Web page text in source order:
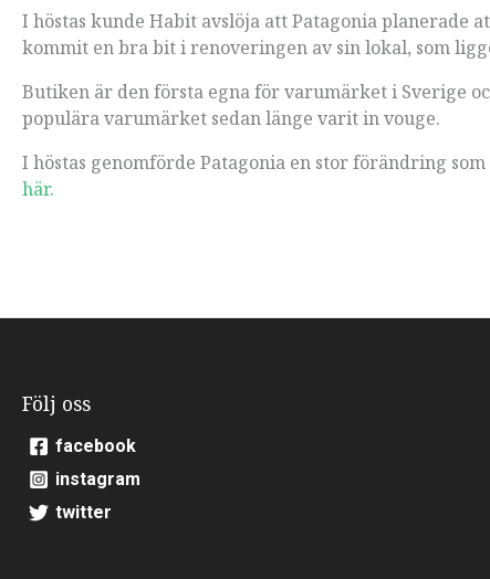
I höstas kunde Habit avslöja att Patagonia
kommit en bra bit i renoveringen av sin lokal, som
Butiken är den första egna för varumärket i Sverige
populära varumärket sedan länge varit in vouge.
I höstas genomförde Patagonia en stor förändring
här.
Följ oss
facebook
instagram
twitter